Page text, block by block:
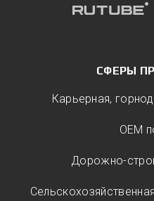
СФЕРЫ
Карьерная,
ОЕМ
Дорожно-